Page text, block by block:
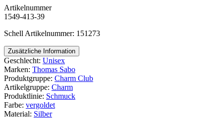
Artikelnummer
1549-413-39
Schell Artikelnummer: 151273
Zusätzliche Information
Geschlecht: Unisex
Marken: Thomas Sabo
Produktgruppe: Charm Club
Artikelgruppe: Charm
Produktlinie: Schmuck
Farbe: vergoldet
Material: Silber